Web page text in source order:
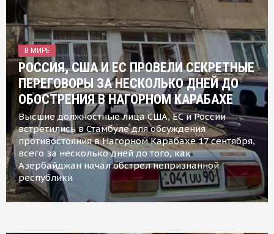
В МИРЕ
РОССИЯ, США И ЕС ПРОВЕЛИ СЕКРЕТНЫЕ
ПЕРЕГОВОРЫ ЗА НЕСКОЛЬКО ДНЕЙ ДО
ОБОСТРЕНИЯ В НАГОРНОМ КАРАБАХЕ
Высшие должностные лица США, ЕС и России
встретились в Стамбуле для обсуждения
противостояния в Нагорном Карабахе 17 сентября,
всего за несколько дней до того, как
Азербайджан начал обстрел непризнанной
республики